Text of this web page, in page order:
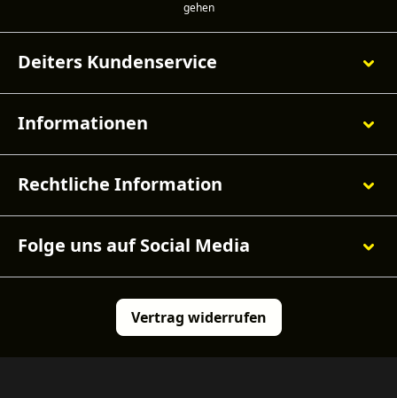
Deiters Kundenservice
Informationen
Rechtliche Information
Folge uns auf Social Media
Vertrag widerrufen